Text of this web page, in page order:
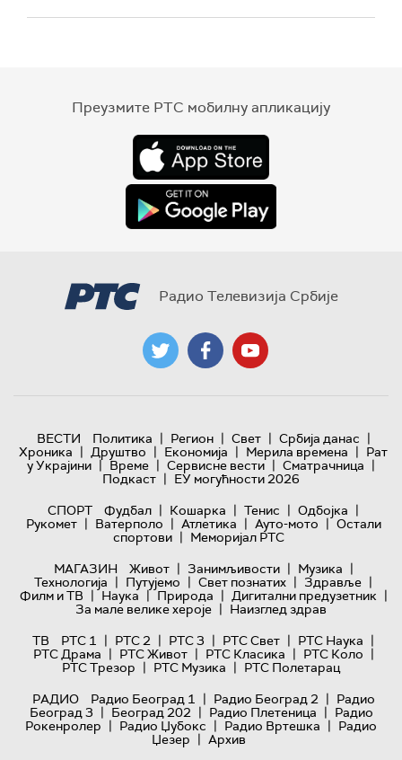
Преузмите РТС мобилну апликацију
Радио Телевизија Србије
ВЕСТИ Политика | Регион | Свет | Србија данас |
Хроника | Друштво | Економија | Мерила времена | Рат
у Украјини | Време | Сервисне вести | Сматрачница |
Подкаст | ЕУ могућности 2026
СПОРТ
Фудбал | Кошарка | Тенис | Одбојка |
Рукомет | Ватерполо | Атлетика | Ауто-мото | Остали
спортови | Меморијал РТС
МАГАЗИН
Живот | Занимљивости | Музика |
Технологијa | Путујемо | Свет познатих | Здравље |
Филм и ТВ | Наука | Природа | Дигитални предузетник |
За мале велике хероје | Наизглед здрав
ТВ
РТС 1 | РТС 2 | РТС 3 | РТС Свет | РТС Наука |
РТС Драма | РТС Живот | РТС Класика | РТС Коло |
РТС Трезор | РТС Музика | РТС Полетарац
РАДИО
Радио Београд 1 | Радио Београд 2 | Радио
Београд 3 | Београд 202 | Радио Плетеница | Радио
Рокенролер | Радио Џубокс | Радио Вртешка | Радио
Џезер | Архив